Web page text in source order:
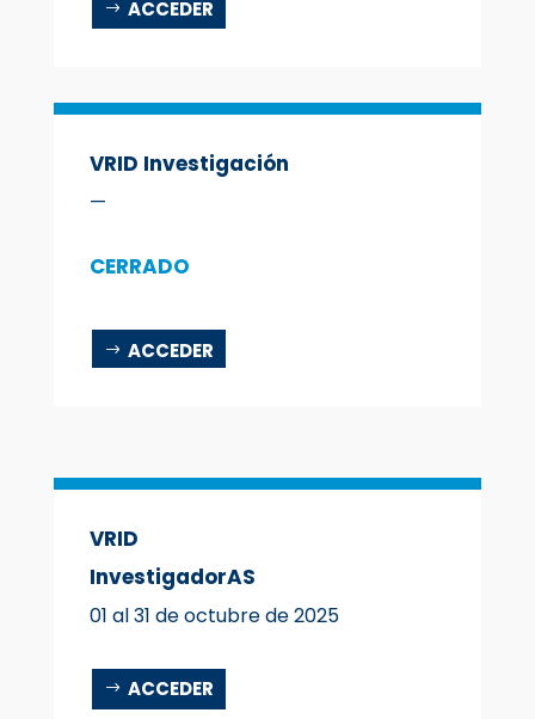
ACCEDER
VRID Investigación
—
CERRADO
ACCEDER
VRID
InvestigadorAS
01 al 31 de octubre de 2025
ACCEDER